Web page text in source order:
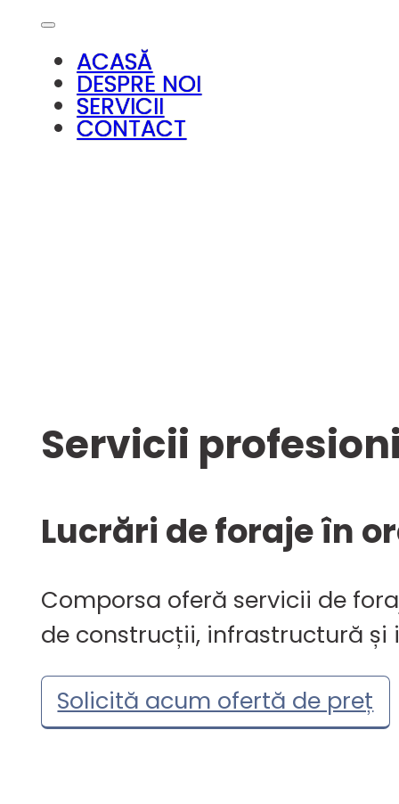
ACASĂ
DESPRE NOI
SERVICII
CONTACT
Servicii
Lucrări de foraje în
Comporsa oferă servicii de
de construcții, infrastructură și
Solicită acum ofertă de preț